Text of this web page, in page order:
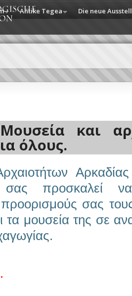
Antike Tegea Die neue
και
όλους.
προσκαλεί να
προορισμούς σας
τα μουσεία της σε